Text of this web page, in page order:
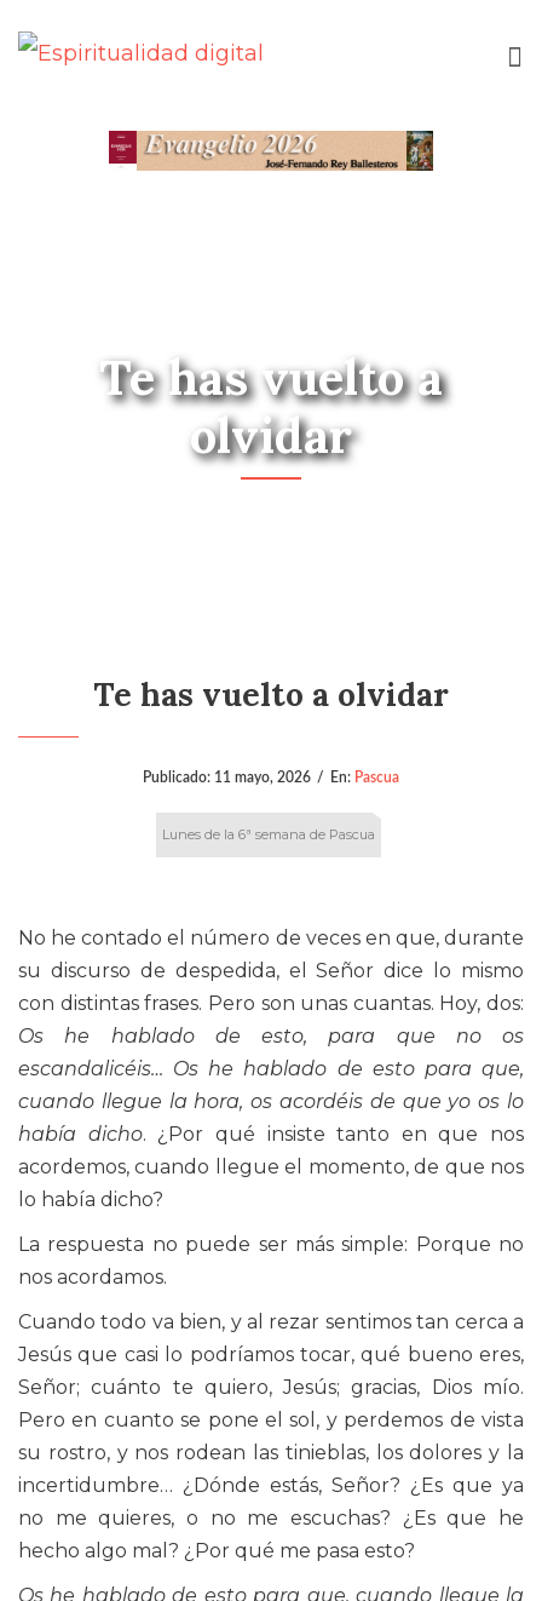
Te has vuelto a
olvidar
Te has vuelto a olvidar
Publicado: 11 mayo, 2026 / En: Pascua
Lunes de la 6ª semana de Pascua
No he contado el número de veces en que, durante
su discurso de despedida, el Señor dice lo mismo
con distintas frases. Pero son unas cuantas. Hoy, dos:
Os he hablado de esto, para que no os
escandalicéis… Os he hablado de esto para que,
cuando llegue la hora, os acordéis de que yo os lo
había dicho. ¿Por qué insiste tanto en que nos
acordemos, cuando llegue el momento, de que nos
lo había dicho?
La respuesta no puede ser más simple: Porque no
nos acordamos.
Cuando todo va bien, y al rezar sentimos tan cerca a
Jesús que casi lo podríamos tocar, qué bueno eres,
Señor; cuánto te quiero, Jesús; gracias, Dios mío.
Pero en cuanto se pone el sol, y perdemos de vista
su rostro, y nos rodean las tinieblas, los dolores y la
incertidumbre… ¿Dónde estás, Señor? ¿Es que ya
no me quieres, o no me escuchas? ¿Es que he
hecho algo mal? ¿Por qué me pasa esto?
Os he hablado de esto para que, cuando llegue la